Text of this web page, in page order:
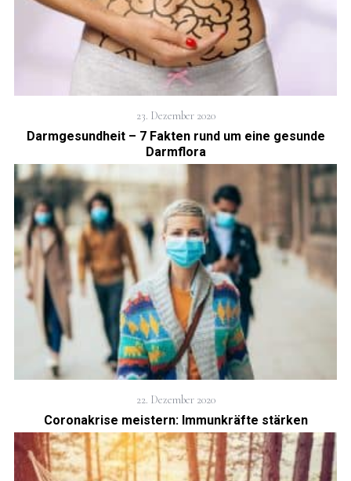
23. Dezember 2020
Darmgesundheit – 7 Fakten rund um eine gesunde
Darmflora
22. Dezember 2020
Coronakrise meistern: Immunkräfte stärken